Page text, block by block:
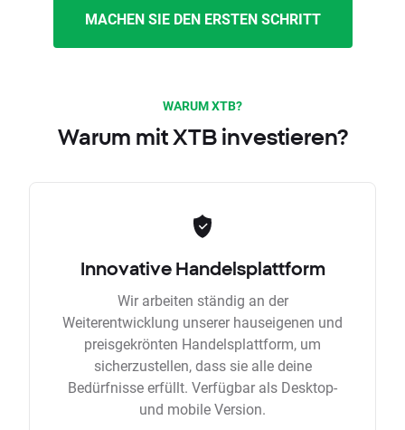
MACHEN SIE DEN ERSTEN SCHRITT
WARUM XTB?
Warum mit XTB investieren?
Innovative Handelsplattform
Wir arbeiten ständig an der
Weiterentwicklung unserer hauseigenen und
preisgekrönten Handelsplattform, um
sicherzustellen, dass sie alle deine
Bedürfnisse erfüllt. Verfügbar als Desktop-
und mobile Version.